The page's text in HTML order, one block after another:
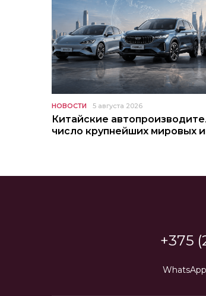
НОВОСТИ 5 августа 2026
Китайские
число крупнейших мировых
+375
WhatsApp